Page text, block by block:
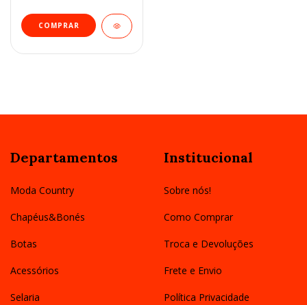
Departamentos
Moda Country
Chapéus&Bonés
Botas
Acessórios
Selaria
Institucional
Sobre nós!
Como Comprar
Troca e Devoluções
Frete e Envio
Política Privacidade